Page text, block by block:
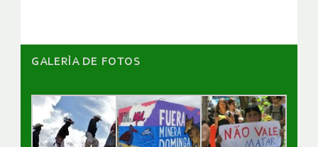
GALERÌA DE FOTOS